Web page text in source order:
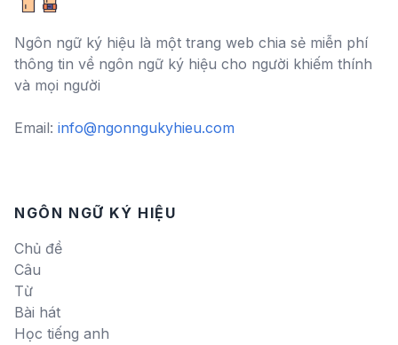
Ngôn ngữ ký hiệu là một trang web chia sẻ miễn phí
thông tin về ngôn ngữ ký hiệu cho người khiếm thính
và mọi người
Email: info@ngonngukyhieu.com
NGÔN NGỮ KÝ HIỆU
Chủ đề
Câu
Từ
Bài hát
Học tiếng anh